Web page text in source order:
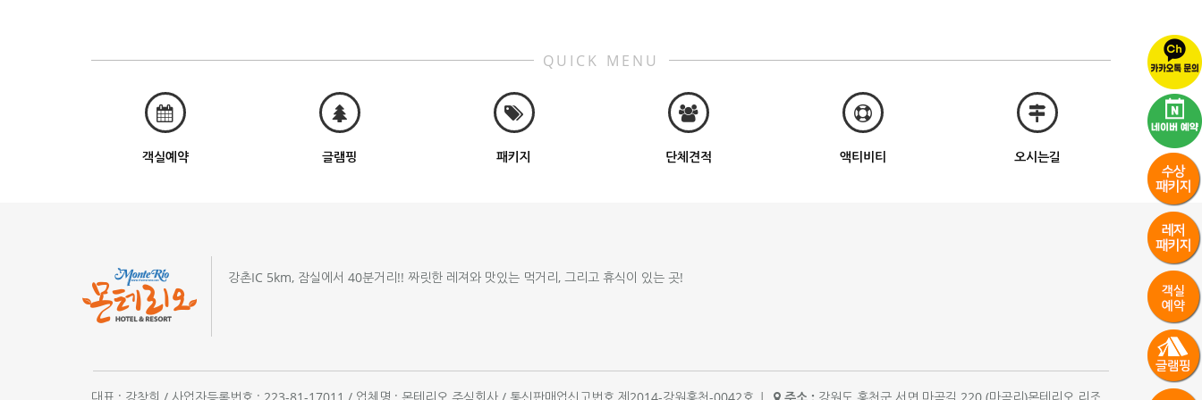
QUICK MENU
객실예약 글램핑 패키지 단체견적 액티비티 오시는길
강촌IC 5km, 잠실에서 40분거리!! 짜릿한 레져와 맛있는 먹거리, 그리고 휴식이 있는 곳!